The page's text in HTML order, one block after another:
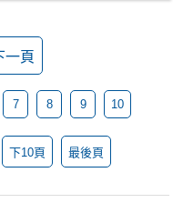
一頁
7 8 9 10
下10頁 最後頁